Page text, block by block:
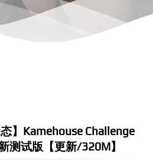
】Kamehouse Challenge
测试版【更新/320M】